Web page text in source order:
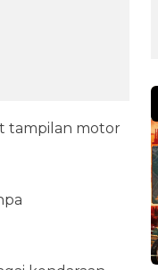
tampilan motor